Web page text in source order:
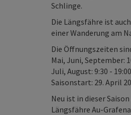
Schlinge.
Die Längsfähre ist
einer Wanderung am
Die Öffnungszeiten
Mai, Juni, September:
Juli, August: 9:30 -
Saisonstart: 29. April
Neu ist in dieser
Längsfähre Au-